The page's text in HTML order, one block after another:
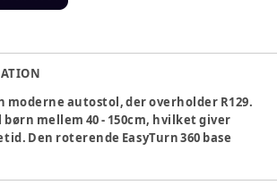
moderne autostol, der overholder R129.
mellem 40 - 150cm, hvilket giver
Den roterende EasyTurn 360 base
hvilket gør det nemmere og